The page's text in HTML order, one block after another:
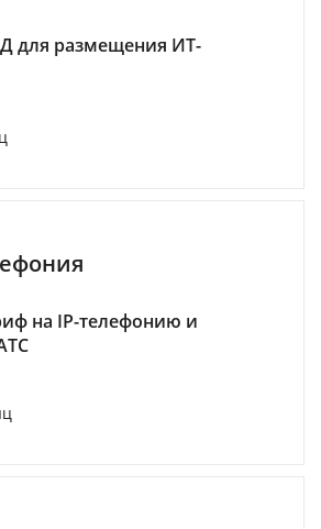
для размещения ИТ-
на IP-телефонию и